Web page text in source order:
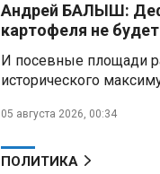
Андрей БАЛЫШ:
картофеля не будет
И посевные площади
исторического
05 августа 2026, 00:34
ПОЛИТИКА